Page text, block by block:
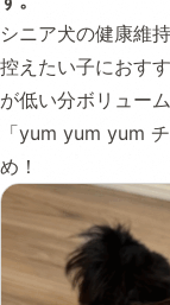
シニア犬の健康維
控えたい子におす
が低い分ボリュー
「yum yum yum
め！